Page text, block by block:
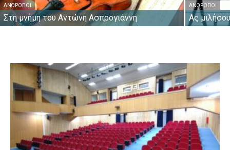
ΆΝΘΡΩΠΟΙ
Στη μνήμη του Αντώνη Ασπρογιάννη
ΆΝΘΡΩΠΟΙ
Ας